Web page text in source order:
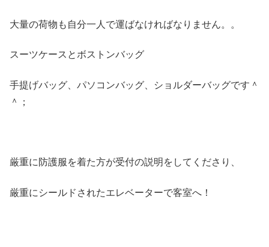
大量の荷物も自分一人で運ばなければなりません。。
スーツケースとボストンバッグ
手提げバッグ、パソコンバッグ、ショルダーバッグです＾
＾；
厳重に防護服を着た方が受付の説明をしてくださり、
厳重にシールドされたエレベーターで客室へ！